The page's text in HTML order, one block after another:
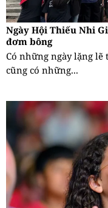
Ngày Hội Thiếu Nhi
đơm bông
Có những ngày lặng
cũng có những...